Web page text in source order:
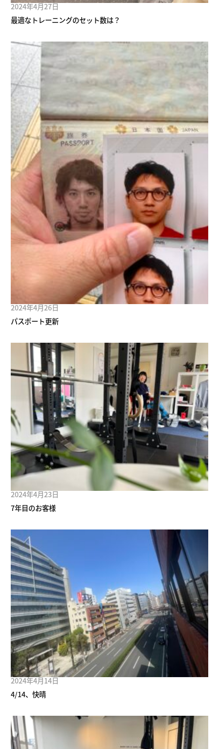
2024年4月27日
最適なトレーニングのセット数は？
2024年4月26日
パスポート更新
2024年4月23日
7年目のお客様
2024年4月14日
4/14、快晴